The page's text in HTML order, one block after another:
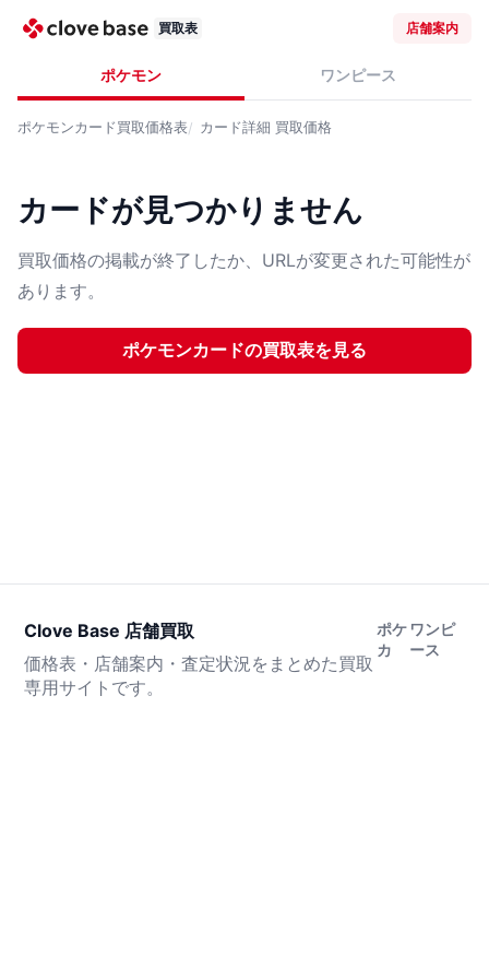
買取表 店舗案内
ポケモン ワンピース
ポケモンカード買取価格表 カード詳細 買取価格
カードが見つかりません
買取価格の掲載が終了したか、URLが変更された可能性が
あります。
ポケモンカードの買取表を見る
Clove Base 店舗買取
価格表・店舗案内・査定状況をまとめた買取
専用サイトです。
ポケ
カ
ワンピ
ース